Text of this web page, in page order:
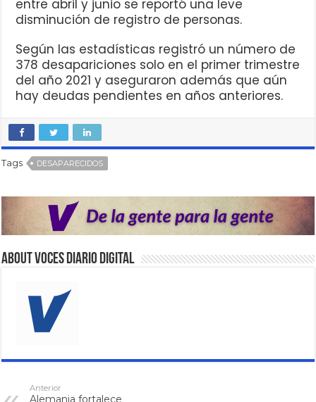
entre abril y junio se reportó una leve
disminución de registro de personas.
Según las estadísticas registró un número de
378 desapariciones solo en el primer trimestre
del año 2021 y aseguraron además que aún
hay deudas pendientes en años anteriores.
Tags DESAPARECIDOS
About VOCES Diario digital
Anterior
Alemania fortalece